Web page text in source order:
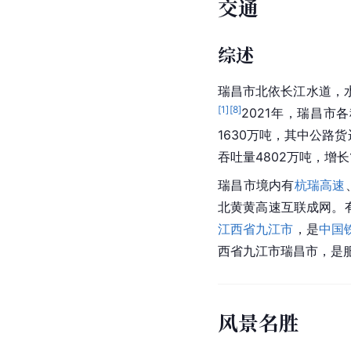
交通
综述
瑞昌市北依长江水道，
[1] [8]2021年，瑞昌市
1630万吨，其中公路
吞吐量4802万吨，增
瑞昌市境内有杭瑞高速
北黄黄高速互联成网。
江西省九江市 ，是中国
西省九江市瑞昌市，是
风景名胜